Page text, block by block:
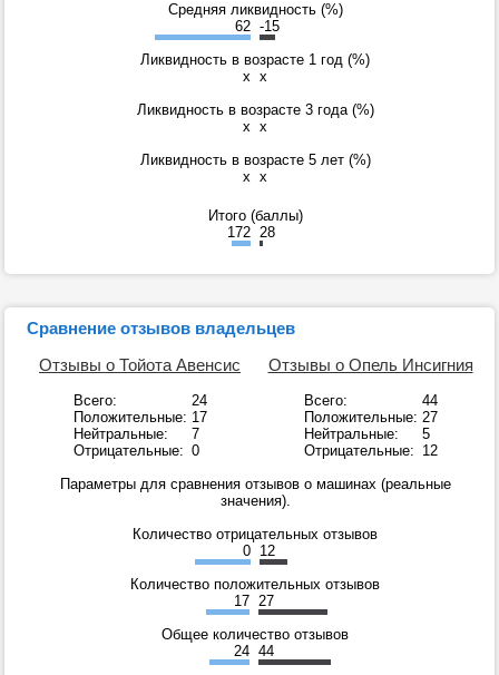
Средняя ликвидность (%)
62 -15
Ликвидность в возрасте 1 год (%)
x x
Ликвидность в возрасте 3 года (%)
x x
Ликвидность в возрасте 5 лет (%)
x x
Итого (баллы)
172 28
Сравнение отзывов владельцев
Отзывы о Тойота Авенсис
Всего:
24
Положительные: 17
Нейтральные:
7
Отрицательные: 0
Отзывы о Опель Инсигния
Всего:
44
Положительные: 27
Нейтральные:
5
Отрицательные: 12
Параметры для сравнения отзывов о машинах (реальные
значения).
Количество отрицательных отзывов
0 12
Количество положительных отзывов
17 27
Общее количество отзывов
24 44